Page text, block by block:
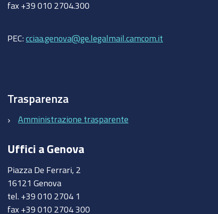
fax +39 010 2704.300
PEC: cciaa.genova@ge.legalmail.camcom.it
Trasparenza
Amministrazione trasparente
Uffici a Genova
Piazza De Ferrari, 2
16121 Genova
tel. +39 010 2704 1
fax +39 010 2704 300